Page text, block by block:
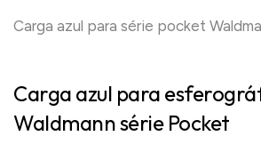
Carga azul para série pocket
Carga azul para
Waldmann série Pocket